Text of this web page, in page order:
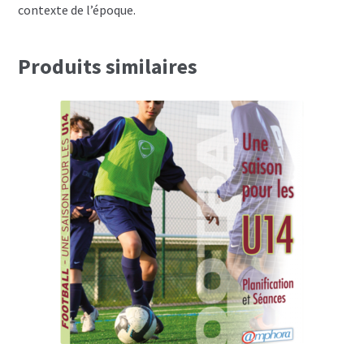
contexte de l’époque.
Produits similaires